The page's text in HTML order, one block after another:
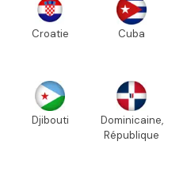
Croatie Cuba
Djibouti
Dominicaine,
République